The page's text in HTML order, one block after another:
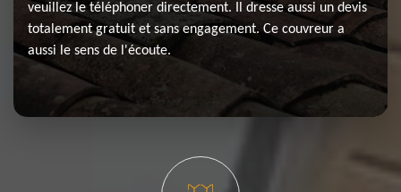
veuillez le téléphoner directement. Il dresse aussi un devis
totalement gratuit et sans engagement. Ce couvreur a
aussi le sens de l'écoute.